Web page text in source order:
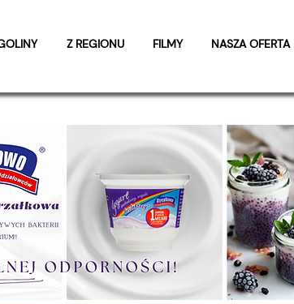
Z REGIONU FILMY NASZA OFERTA